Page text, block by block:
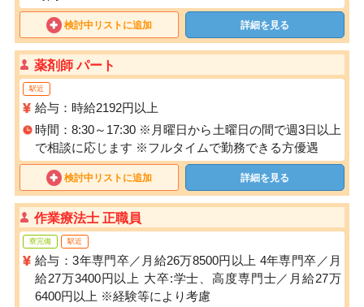
検討中リストに追加 詳細を見る
薬剤師 パート
駅近
給与：時給2192円以上
時間：8:30～17:30 ※月曜日から土曜日の間で週3日以上
で相談に応じます ※フルタイムで勤務できる方優遇
検討中リストに追加 詳細を見る
作業療法士 正職員
寮完備 駅近
給与：3年専門卒／月給26万8500円以上 4年専門卒／月
給27万3400円以上 大卒:学士、高度専門士／月給27万
6400円以上 ※経験等により考慮